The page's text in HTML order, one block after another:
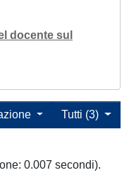
docente sul
Tutti (3)
0.007 secondi).